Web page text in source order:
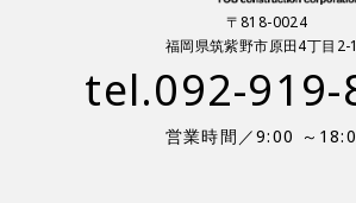
〒818-0024
福岡県筑紫野市原田4丁目2-
tel.092-919-
営業時間／9:00 ～